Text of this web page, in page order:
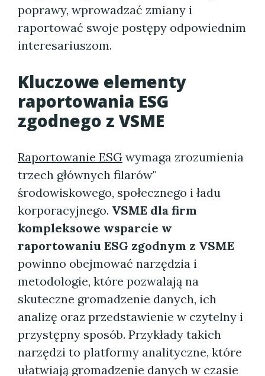
poprawy, wprowadzać zmiany i
raportować swoje postępy odpowiednim
interesariuszom.
Kluczowe elementy
raportowania ESG
zgodnego z VSME
Raportowanie ESG wymaga zrozumienia
trzech głównych filarów"
środowiskowego, społecznego i ładu
korporacyjnego. VSME dla firm
kompleksowe wsparcie w
raportowaniu ESG zgodnym z VSME
powinno obejmować narzędzia i
metodologie, które pozwalają na
skuteczne gromadzenie danych, ich
analizę oraz przedstawienie w czytelny i
przystępny sposób. Przykłady takich
narzędzi to platformy analityczne, które
ułatwiają gromadzenie danych w czasie